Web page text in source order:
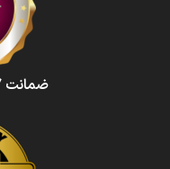
ضمانت 7 روزه بازگشت وجه